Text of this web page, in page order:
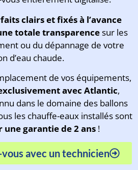
clairs et fixés à l’avance
totale transparencesur les
ou du dépannage de votre
d’eau chaude.
de vos équipements,
avec Atlantic,
dans le domaine des ballons
les chauffe-eaux installés sont
une garantie de 2 ans !
avec un technicien